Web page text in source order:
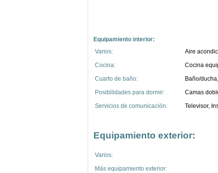
Equipamiento interior:
Varios:
Aire
Cocina:
Cocina
Cuarto de baño:
Baño/
Posibilidades para dormir:
Camas
Servicios de comunicación:
Televisor,
Equipamiento exterior:
Varios:
Más equipamiento exterior: